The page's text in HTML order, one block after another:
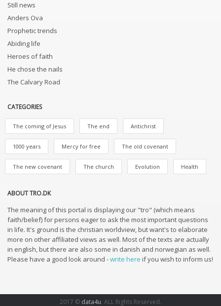
Still news
Anders Ova
Prophetic trends
Abiding life
Heroes of faith
He chose the nails
The Calvary Road
CATEGORIES
The coming of Jesus The end Antichrist
1000 years Mercy for free The old covenant
The new covenant The church Evolution Health
ABOUT TRO.DK
The meaning of this portal is displaying our "tro" (which means
faith/belief) for persons eager to ask the most important questions
in life. It's ground is the christian worldview, but want's to elaborate
more on other affiliated views as well. Most of the texts are actually
in english, but there are also some in danish and norwegian as well.
Please have a good look around -write here if you wish to inform us!
2017 © data4u. ALL Rights Reserved.